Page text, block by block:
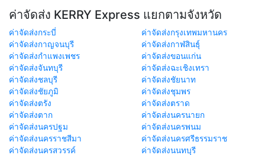
ค่าจัดส่ง KERRY Express แยกตามจังหวัด
ค่าจัดส่งกระบี่
ค่าจัดส่งกรุงเทพมหานคร
ค่าจัดส่งกาญจนบุรี
ค่าจัดส่งกาฬสินธุ์
ค่าจัดส่งกำแพงเพชร
ค่าจัดส่งขอนแก่น
ค่าจัดส่งจันทบุรี
ค่าจัดส่งฉะเชิงเทรา
ค่าจัดส่งชลบุรี
ค่าจัดส่งชัยนาท
ค่าจัดส่งชัยภูมิ
ค่าจัดส่งชุมพร
ค่าจัดส่งตรัง
ค่าจัดส่งตราด
ค่าจัดส่งตาก
ค่าจัดส่งนครนายก
ค่าจัดส่งนครปฐม
ค่าจัดส่งนครพนม
ค่าจัดส่งนครราชสีมา
ค่าจัดส่งนครศรีธรรมราช
ค่าจัดส่งนครสวรรค์
ค่าจัดส่งนนทบุรี